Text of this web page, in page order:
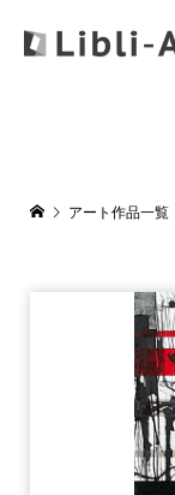
アート作品一覧